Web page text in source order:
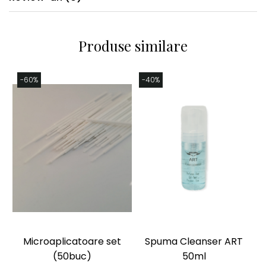
Produse similare
-60%
Microaplicatoare set
(50buc)
-40%
Spuma Cleanser ART
50ml